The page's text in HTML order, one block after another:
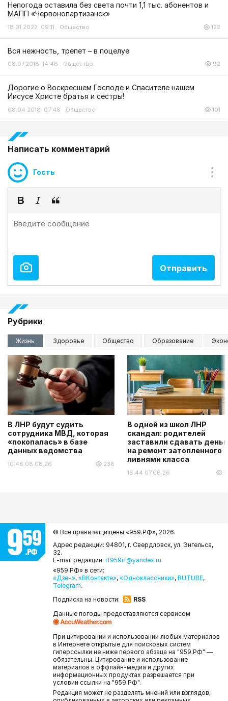
Непогода оставила без света почти 1,1 тыс. абонентов и
МАПП «Червонопартизанск»
18.01.2022 09:11 Общество 122
Вся нежность, трепет – в поцелуе
08.07.2018 14:46 Общество 92
Дорогие о Воскресшем Господе и Спасителе нашем
Иисусе Христе братья и сестры!
08.04.2018 07:48 Общество 101
Написать комментарий
Гость
Рубрики
Жизнь Здоровье Общество Образование
В ЛНР будут судить
сотрудника МВД, которая
«покопалась» в базе
данных ведомства
10:48 08.08.26 236
В одной из школ ЛНР
скандал: родителей
заставили сдавать
на ремонт затопленного
ливнями класса
16:44 07.08.26
© Все права защищены «959.РФ», 2026.
Адрес редакции: 94801, г. Свердловск, ул. Энгельса,
32.
E-mail редакции: rf959rf@yandex.ru
«959.РФ» в сети:
«Дзен», «ВКонтакте», «Одноклассники», RUTUBE,
Telegram.
Подписка на новости:
RSS
Данные погоды предоставляются сервисом
При цитировании и использовании любых материалов
в Интернете открытые для поисковых систем
гиперссылки не ниже первого абзаца на "959.РФ" —
обязательны. Цитирование и использование
материалов в оффлайн-медиа и других
информационных продуктах разрешается при
условии ссылки на "959.РФ".
Редакция может не разделять мнений или взглядов,